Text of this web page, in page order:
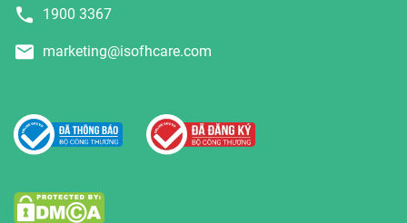
1900 3367
marketing@isofhcare.com